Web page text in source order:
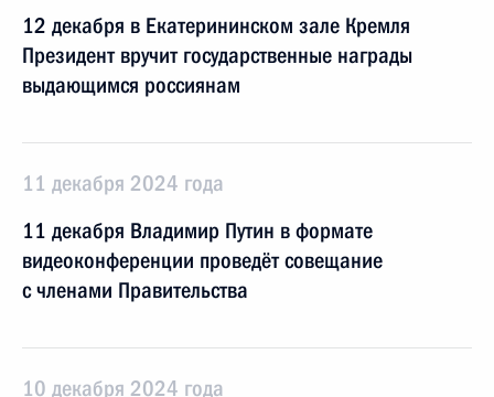
12 декабря в Екатерининском зале Кремля
Президент вручит государственные награды
выдающимся россиянам
11 декабря 2024 года
11 декабря Владимир Путин в формате
видеоконференции проведёт совещание
с членами Правительства
10 декабря 2024 года